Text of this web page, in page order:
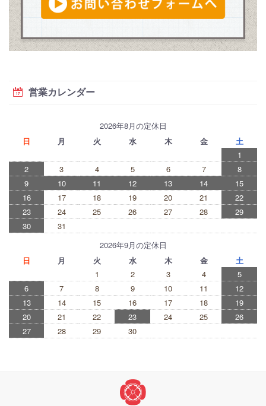
営業カレンダー
2026年8月の定休日
日
月 火 水 木 金
土
1
2
3 4 5 6 7
8
9
10 11 12 13 14
15
16
17 18 19 20 21
22
23
24 25 26 27 28
29
30
31
2026年9月の定休日
日
月 火 水 木 金
土
1
2 3 4
5
6
7 8 9 10 11
12
13
14 15 16 17 18
19
20
21 22 23 24 25
26
27
28 29 30